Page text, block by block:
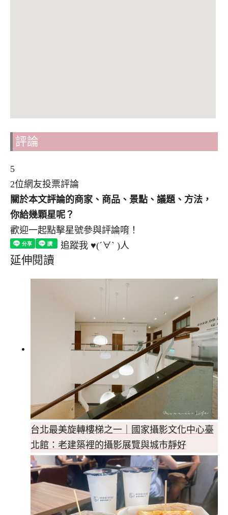
評論
5
2位網友投票評論
關於本文評論的商家、商品、景點、議題、方法，
你給幾顆星呢？
歡迎一起點擊星號參與評論唷！
追蹤我 ♥(´∀` )人
延伸閱讀
台北最美旋轉樓梯之一｜國家攝影文化中心臺
北館：老建築裡的攝影展覽與城市靜好